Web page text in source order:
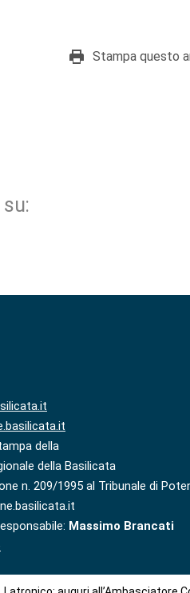
Stampa questo
della
della Basilicata
n. 209/1995 al Tribunale di
Massimo Brancati